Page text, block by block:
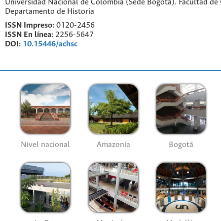
Universidad Nacional de Colombia (Sede Bogotá). Facultad de
Departamento de Historia
ISSN Impreso: 0120-2456
ISSN En línea: 2256-5647
DOI: 10.15446/achsc
Nivel nacional Amazonía Bogotá